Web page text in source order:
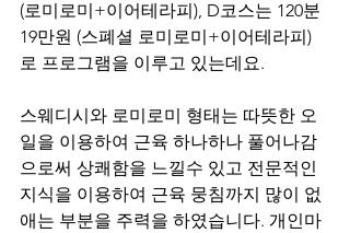
(로미로미+이어테라피), D코스는 120분
19만원 (스폐셜 로미로미+이어테라피)
로 프로그램을 이루고 있는데요.
스웨디시와 로미로미 형태는 따뜻한 오
일을 이용하여 근육 하나하나 풀어나감
으로써 상쾌함을 느낄수 있고 전문적인
지식을 이용하여 근육 뭉침까지 많이 없
애는 부분을 주력을 하였습니다. 개인마